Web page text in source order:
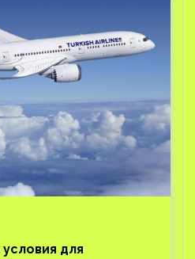
для